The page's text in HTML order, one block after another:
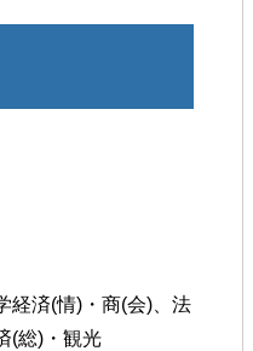
経済(情)・商(会)、法
(総)・観光